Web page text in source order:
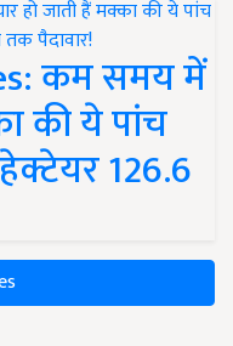
कम समय में
की ये पांच
126.6